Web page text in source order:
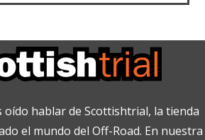
oído hablar de Scottishtrial, la tienda
el mundo del Off-Road. En nuestra